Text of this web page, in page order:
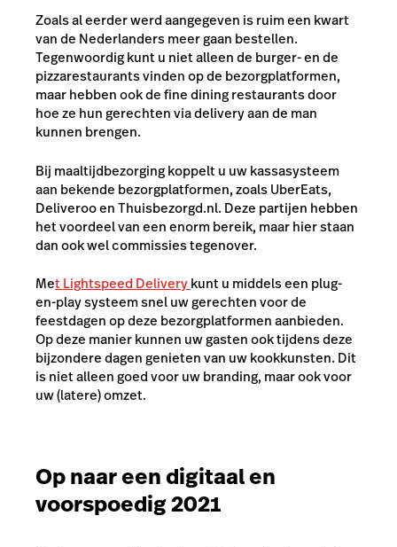
Zoals al eerder werd aangegeven is ruim een kwart
van de Nederlanders meer gaan bestellen.
Tegenwoordig kunt u niet alleen de burger- en de
pizzarestaurants vinden op de bezorgplatformen,
maar hebben ook de fine dining restaurants door
hoe ze hun gerechten via delivery aan de man
kunnen brengen.
Bij maaltijdbezorging koppelt u uw kassasysteem
aan bekende bezorgplatformen, zoals UberEats,
Deliveroo en Thuisbezorgd.nl. Deze partijen hebben
het voordeel van een enorm bereik, maar hier staan
dan ook wel commissies tegenover.
Met Lightspeed Deliverykunt u middels een plug-
en-play systeem snel uw gerechten voor de
feestdagen op deze bezorgplatformen aanbieden.
Op deze manier kunnen uw gasten ook tijdens deze
bijzondere dagen genieten van uw kookkunsten. Dit
is niet alleen goed voor uw branding, maar ook voor
uw (latere) omzet.
Op naar een digitaal en
voorspoedig 2021